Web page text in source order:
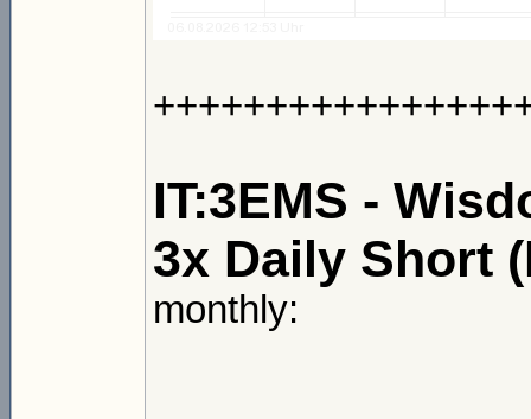
IT:3EMS -
3x Daily Short
monthly: